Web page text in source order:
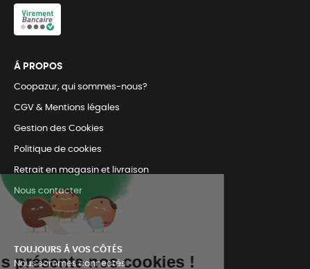
Á PROPOS
Coopazur, qui sommes-nous?
CGV & Mentions légales
Gestion des Cookies
Politique de cookies
Retrait en magasin et livraison
Nous contacter
TOUJOURS Á VOS CÔTÉS
Nous sommes connectés